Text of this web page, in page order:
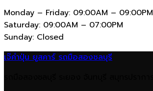
Monday – Friday: 09:00AM – 09:00PM
Saturday: 09:00AM – 07:00PM
Sunday: Closed
เจ๊คำปุ่น ยูสคาร์ รถมือสองชลบุรี